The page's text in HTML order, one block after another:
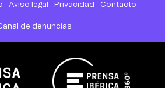
Aviso legal Privacidad Contacto
de denuncias